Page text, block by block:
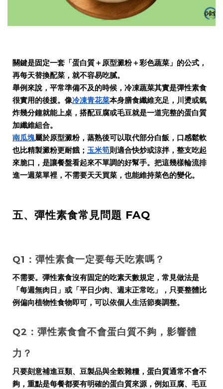
關鍵是固定一套「蛋白質＋原型澱粉＋彩色蔬菜」的公式，
再每天替換配菜，就不容易吃膩。
舉例來說，平常準備不及的時候，冷凍蔬菜其實是彈性素食
很實用的後援。像冷凍青花菜本身膳食纖維充足，川燙或氣
炸幾分鐘就能上桌，搭配豆腐或毛豆就是一道完整的蛋白質
加纖維組合。
南瓜塊屬於原型澱粉，蒸熟後可以取代部分白飯，口感鬆軟
也比精製澱粉更耐餓； 玉米筍則適合快炒或涼拌，整支吃起
來脆口，是讓餐盤看起來不單調的好幫手。把這幾樣輪流排
進一週菜單裡，不需要天天買菜，也能維持菜色的變化。
五、彈性素食常見問題 FAQ
Q1：彈性素食一定要每天吃素嗎？
不需要。彈性素食沒有固定的吃素天數規定，常見做法是
「每週無肉日」或「平日少肉、週末正常吃」，只要整體比
例偏向植物性食物即可，可以依個人生活節奏調整。
Q2：彈性素食會不會蛋白質不夠，影響體
力？
只要刻意補進豆類、豆製品與全榖雜糧，蛋白質通常不會不
夠，重點是每餐都要有明確的蛋白質來源，例如豆腐、毛豆